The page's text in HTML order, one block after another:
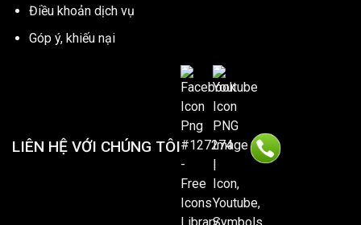
Điều khoản dịch vụ
Góp ý, khiếu nại
LIÊN HỆ VỚI CHÚNG TÔI